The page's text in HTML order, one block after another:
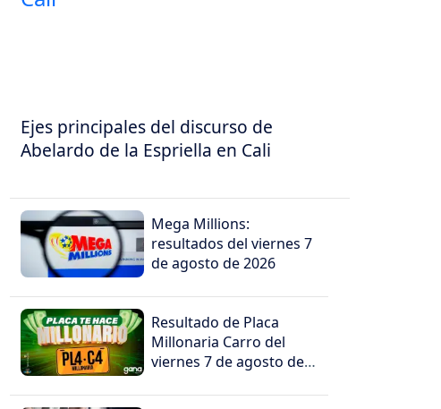
Ejes principales del discurso de
Abelardo de la Espriella en Cali
Mega Millions:
resultados del viernes 7
de agosto de 2026
Resultado de Placa
Millonaria Carro del
viernes 7 de agosto de